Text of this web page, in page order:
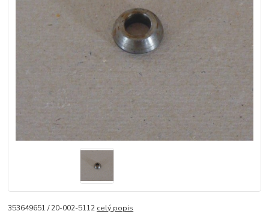
353649651 / 20-002-5112 celý popis